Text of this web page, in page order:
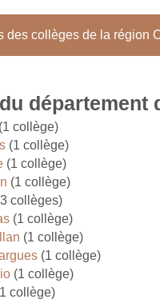
collèges de la région
département
(1 collège)
(1 collège)
(1 collège)
(1 collège)
collèges)
(1 collège)
(1 collège)
(1 collège)
(1 collège)
collège)